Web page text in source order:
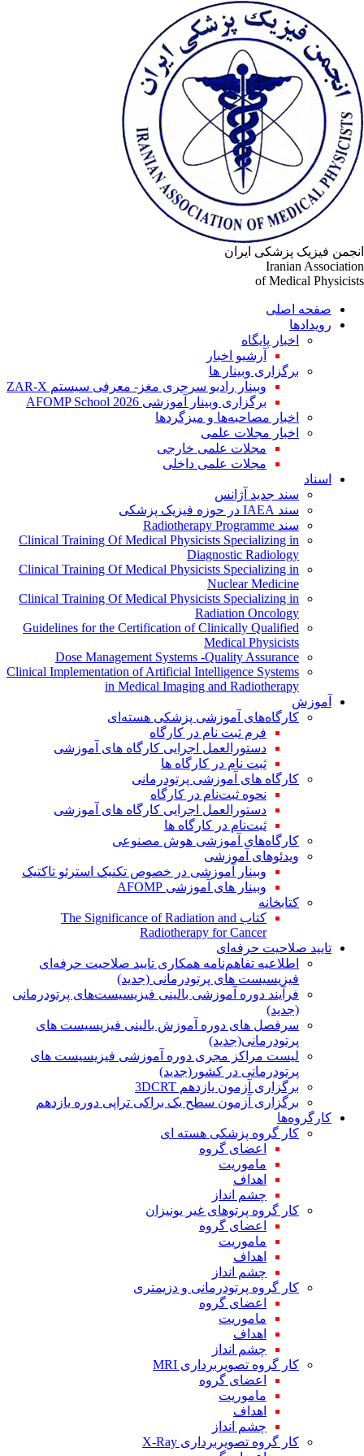
فیزیک پزشکی ایران
Iranian
of Medical
صفحه اصلی
رویدادها
اخبار پایگاه
آرشیو اخبار
برگزاری وبینار ها
وبینار رادیو سرجری مغز- معرفی سیستم ZAR-X
برگزاری وبینار آموزشی AFOMP School 2026
اخبار مصاحبه‌ها و میزگردها
اخبار مجلات علمی
مجلات علمی خارجی
مجلات علمی داخلی
اسناد
سند جدید آژانس
سند IAEA در حوزه فیزیک پزشکی
سند Radiotherapy Programme
Clinical Training Of Medical Physicists Specializing in
Diagnostic Radiology
Clinical Training Of Medical Physicists Specializing in
Nuclear Medicine
Clinical Training Of Medical Physicists Specializing in
Radiation Oncology
Guidelines for the Certification of Clinically Qualified
Medical Physicists
Dose Management Systems -Quality Assurance
Clinical Implementation of Artificial Intelligence Systems
in Medical Imaging and Radiotherapy
آموزش
کارگاه‌های آموزشی پزشکی هسته‌ای
فرم ثبت نام در کارگاه
دستورالعمل اجرایی کارگاه های آموزشی
ثبت نام در کارگاه ها
کارگاه های آموزشی پرتودرمانی
نحوه ثبت‌نام در کارگاه
دستورالعمل اجرایی کارگاه های آموزشی
ثبت‌نام در کارگاه ها
کارگاه‌های آموزشی هوش مصنوعی
ویدئوهای آموزشی
وبینار آموزشی در خصوص تکنیک استرئو تاکتیک
وبینار های آموزشی AFOMP
کتابخانه
کتاب The Significance of Radiation and
Radiotherapy for Cancer
تایید صلاحیت حرفه‌ای
اطلاعیه تفاهم‌نامه همکاری تایید صلاحیت حرفه‌ای
فیزیسیست های پرتودرمانی (جدید)
فرآیند دوره آموزشی بالینی فیزیسیست‌های پرتودرمانی
(جدید)
سرفصل های دوره آموزش بالینی فیزیسیست های
پرتودرمانی(جدید)
لیست مراکز مجری دوره آموزشی فیزیسیست های
پرتودرمانی در کشور(جدید)
برگزاری آزمون یازدهم 3DCRT
برگزاری آزمون سطح یک براکی تراپی دوره یازدهم
کارگروه‌ها
کار گروه پزشکی هسته ای
اعضای گروه
ماموریت
اهداف
چشم انداز
کار گروه پرتوهای غیر یونیزان
اعضای گروه
ماموریت
اهداف
چشم انداز
کار گروه پرتودرمانی و دزیمتری
اعضای گروه
ماموریت
اهداف
چشم انداز
کار گروه تصویربرداری MRI
اعضای گروه
ماموریت
اهداف
چشم انداز
کار گروه تصویربرداری X-Ray